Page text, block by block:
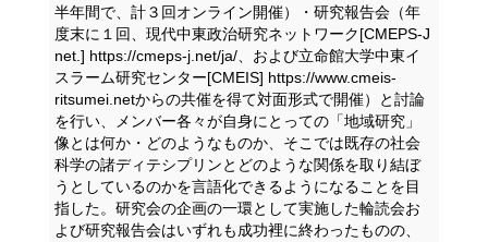
半年間で、計３回オンライン開催）・研究報告会（年
度末に１回、現代中東政治研究ネットワーク[CMEPS-J
net.] https://cmeps-j.net/ja/、および立命館大学中東イ
スラーム研究センター[CMEIS] https://www.cmeis-
ritsumei.netからの共催を得て対面形式で開催）と討論
を行い、メンバー各々が自身にとっての「地域研究」
像とは何か・どのようなものか、そこでは既存の社会
科学の諸ディテシプリンとどのような関係を取り結ぼ
うとしているのかを言語化できるようになることを目
指した。研究会の企画の一環として実施した輪読会お
よび研究報告会はいずれも成功裡に終わったものの、